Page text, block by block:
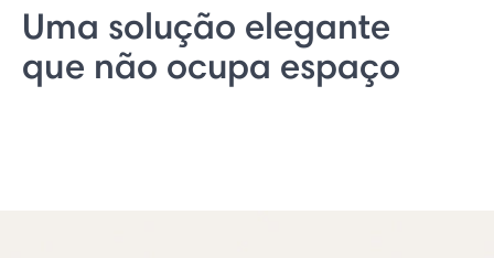
Uma solução elegante
que não ocupa espaço